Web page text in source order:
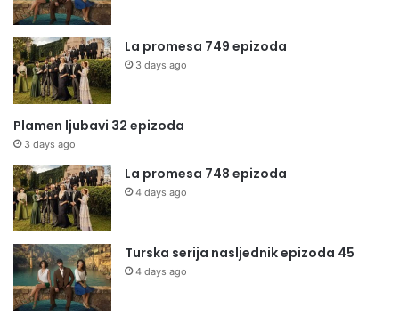
La promesa 749 epizoda
3 days ago
Plamen ljubavi 32 epizoda
3 days ago
La promesa 748 epizoda
4 days ago
Turska serija nasljednik epizoda 45
4 days ago